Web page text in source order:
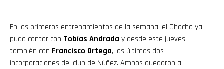
En los primeros entrenamientos de la semana, el Chacho ya
pudo contar con Tobías Andrada y desde este jueves
también con Francisco Ortega, las últimas dos
incorporaciones del club de Núñez. Ambos quedaron a